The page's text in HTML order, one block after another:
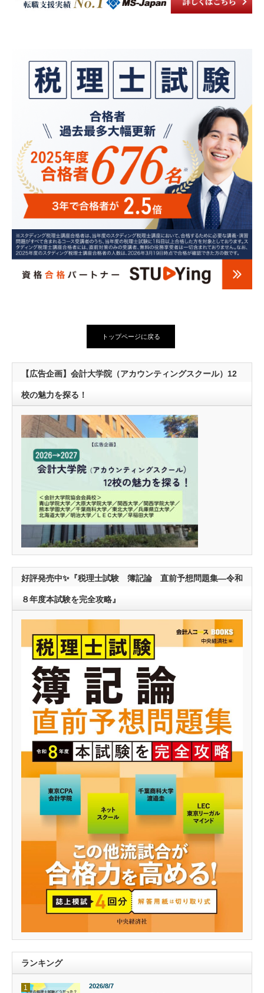
トップページに戻る
【広告企画】会計大学院（アカウンティングスクール）12
校の魅力を探る！
好評発売中✨『税理士試験 簿記論 直前予想問題集―令和
８年度本試験を完全攻略』
ランキング
1 2026/8/7